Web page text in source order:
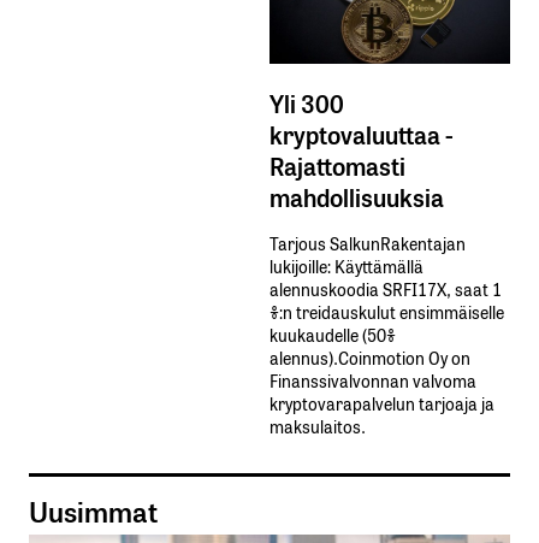
Yli 300
kryptovaluuttaa -
Rajattomasti
mahdollisuuksia
Tarjous SalkunRakentajan
lukijoille: Käyttämällä​ ​
alennuskoodia​ ​SRFI17X,​ ​saat​ ​1
%:n treidauskulut​ ​ensimmäiselle​ ​
kuukaudelle​ ​(50%​ ​
alennus).Coinmotion Oy on
Finanssivalvonnan valvoma
kryptovarapalvelun tarjoaja ja
maksulaitos.
Uusimmat